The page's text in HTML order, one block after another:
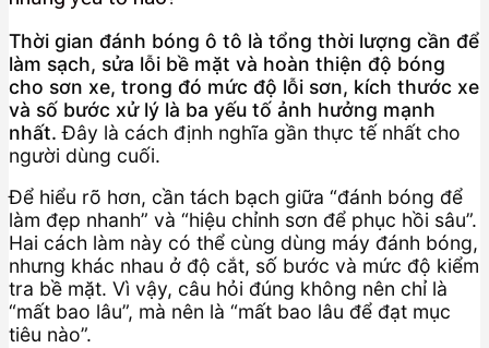
Thời gian đánh bóng ô tô là tổng thời lượng cần để
làm sạch, sửa lỗi bề mặt và hoàn thiện độ bóng
cho sơn xe, trong đó mức độ lỗi sơn, kích thước xe
và số bước xử lý là ba yếu tố ảnh hưởng mạnh
nhất. Đây là cách định nghĩa gần thực tế nhất cho
người dùng cuối.
Để hiểu rõ hơn, cần tách bạch giữa “đánh bóng để
làm đẹp nhanh” và “hiệu chỉnh sơn để phục hồi sâu”.
Hai cách làm này có thể cùng dùng máy đánh bóng,
nhưng khác nhau ở độ cắt, số bước và mức độ kiểm
tra bề mặt. Vì vậy, câu hỏi đúng không nên chỉ là
“mất bao lâu”, mà nên là “mất bao lâu để đạt mục
tiêu nào”.